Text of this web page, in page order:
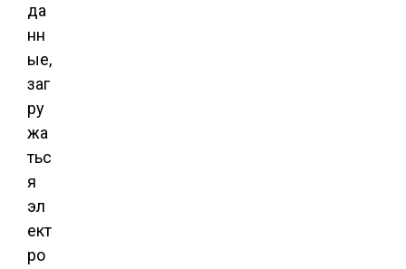
да
нн
ые,
заг
ру
жа
тьс
я
эл
ект
ро